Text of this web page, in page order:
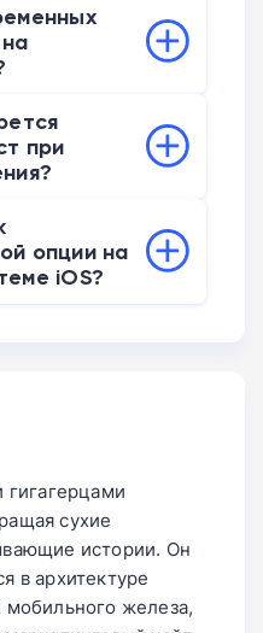
могут выбрать
при
внимания,
опции на
iOS?
гигагерцами
сухие
истории. Он
в архитектуре
мобильного железа,